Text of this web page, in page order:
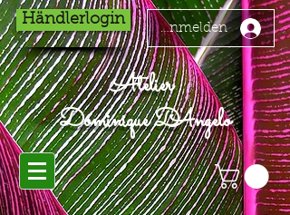
Händlerlogin
Anmelden
Atelier
Dominique D'Angelo